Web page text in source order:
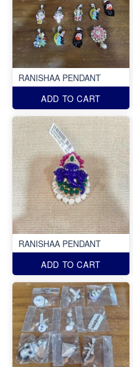
RANISHAA PENDANT
ADD TO CART
RANISHAA PENDANT
ADD TO CART